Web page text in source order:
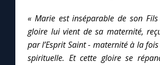
« Marie est inséparable de son
gloire lui vient de sa maternité,
par l’Esprit Saint - maternité à la
spirituelle. Et cette gloire se